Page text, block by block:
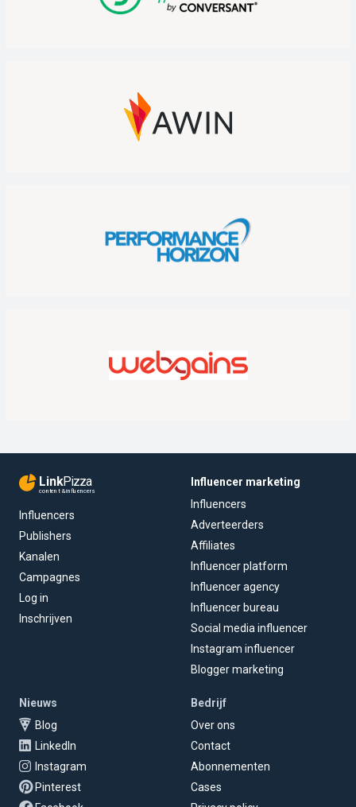
LinkPizza
content & influencers
Influencers
Publishers
Kanalen
Campagnes
Log in
Inschrijven
Influencer marketing
Influencers
Adverteerders
Affiliates
Influencer platform
Influencer agency
Influencer bureau
Social media influencer
Instagram influencer
Blogger marketing
Nieuws
Blog
LinkedIn
Instagram
Pinterest
Bedrijf
Over ons
Contact
Abonnementen
Cases